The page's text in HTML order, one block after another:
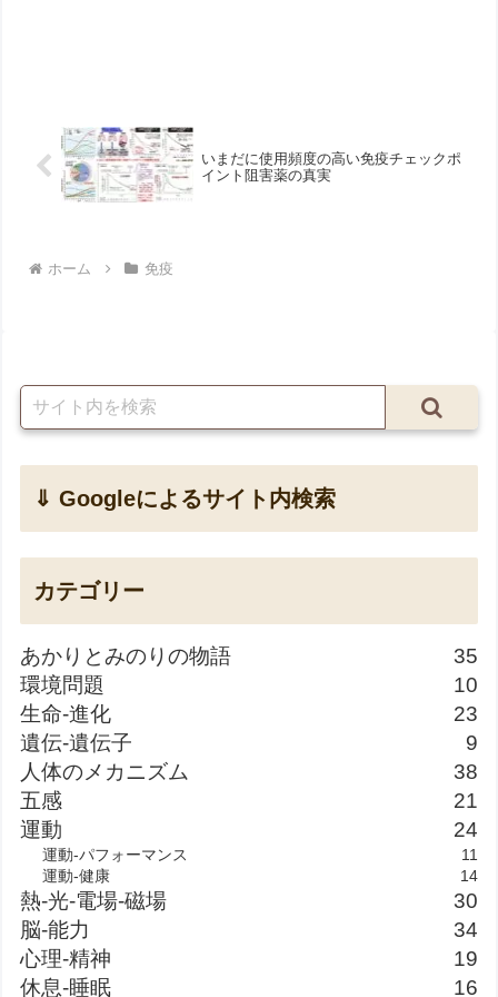
いまだに使用頻度の高い免疫チェックポ
イント阻害薬の真実
ホーム 免疫
⇓ Googleによるサイト内検索
カテゴリー
あかりとみのりの物語
35
環境問題
10
生命-進化
23
遺伝-遺伝子
9
人体のメカニズム
38
五感
21
運動
24
運動-パフォーマンス
11
運動-健康
14
熱-光-電場-磁場
30
脳-能力
34
心理-精神
19
休息-睡眠
16